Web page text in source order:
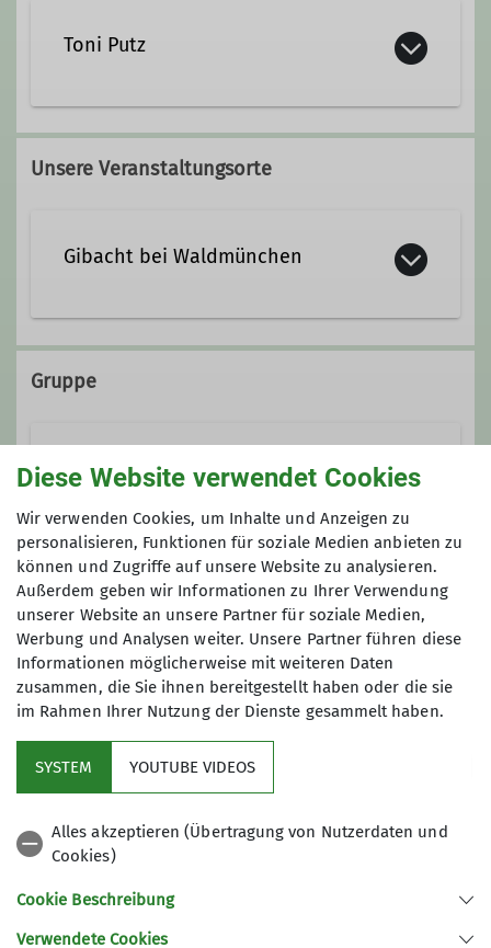
Toni Putz
Unsere Veranstaltungsorte
Gibacht bei Waldmünchen
Gibacht 31
Gruppe
Ortsgruppe Bayerwald
Die Ortsgruppe Bayerwald vereint alle
Sektionsmitglieder aus dem Raum des
nördlichen Bayerwaldes, die Interesse
haben, Bergfreundschaften in ihrer
nahen Umgebung zu knüpfen.
Anmeldung
ohne Anmeldung
DAV Bundesverband
Diese Website verwendet Cookies
Wir verwenden Cookies, um Inhalte und Anzeigen zu
personalisieren, Funktionen für soziale Medien anbieten zu
können und Zugriffe auf unsere Website zu analysieren.
Außerdem geben wir Informationen zu Ihrer Verwendung
unserer Website an unsere Partner für soziale Medien,
Werbung und Analysen weiter. Unsere Partner führen diese
Informationen möglicherweise mit weiteren Daten
zusammen, die Sie ihnen bereitgestellt haben oder die sie
im Rahmen Ihrer Nutzung der Dienste gesammelt haben.
SYSTEM YOUTUBE VIDEOS
Alles akzeptieren (Übertragung von Nutzerdaten und
Cookies)
Cookie Beschreibung
Verwendete Cookies